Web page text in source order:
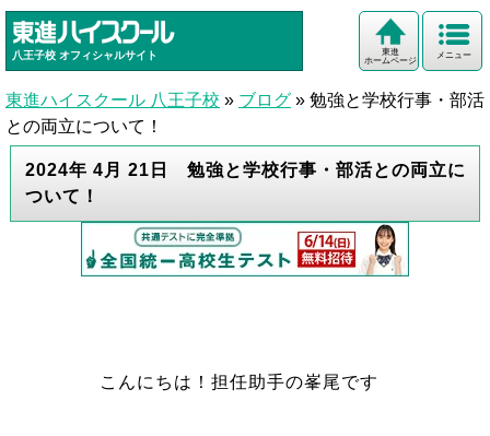
八王子校 オフィシャルサイト メニュー
東進
ホームページ
東進ハイスクール 八王子校 » ブログ » 勉強と学校行事・部活
との両立について！
2024年 4月 21日 勉強と学校行事・部活との両立に
ついて！
こんにちは！担任助手の峯尾です